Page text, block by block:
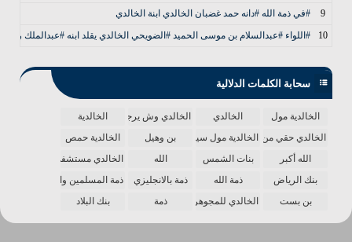
9
#في ذمة الله #دانه حمد غضبان الخالدي ابنة الخالدي
10
#اللواء #عبدالسلام بن موسى الحميد #الضويحي الخالدي يقلد ابنه #عبدالملك رتبه
سحابة الكلمات الدلالية
الخالدية مول الخالدي الخالدي وش يرجع
الخالدية
الخالدي حقي من الدنياالخالدية مول سينما بن وهيل
الخالدية حمص
الله أكبر
بنات الشمس الله
الخالدي مستشفى
بنك الرياض
ذمة الله ذمة بالانجليزي
ذمة المسلمين واحدة
بن بست
الخالدي للمجوهرات ذمة بنك البلاد